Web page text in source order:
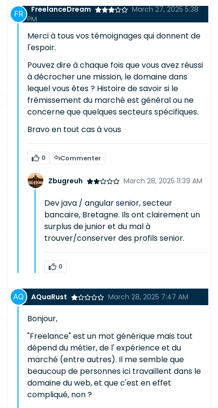
FreelanceDream
March 27, 2025 5:38
PM
Merci à tous vos témoignages qui donnent de
l'espoir.
Pouvez dire à chaque fois que vous avez réussi
à décrocher une mission, le domaine dans
lequel vous êtes ? Histoire de savoir si le
frémissement du marché est général ou ne
concerne que quelques secteurs spécifiques.
Bravo en tout cas à vous
0 Commenter
Zbugreuh March 28, 2025 11:39 AM
Dev java / angular senior, secteur
bancaire, Bretagne. Ils ont clairement un
surplus de junior et du mal à
trouver/conserver des profils senior.
0
AQuaRust March 28, 2025 7:47 AM
Bonjour,
"Freelance" est un mot générique mais tout
dépend du métier, de l' expérience et du
marché (entre autres). Il me semble que
beaucoup de personnes ici travaillent dans le
domaine du web, et que c'est en effet
compliqué, non ?